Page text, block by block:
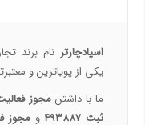
همه چیز درباره خرید بلیط
اسپادچارتر نام برند
یکی از پویا‌ترین و
ما با داشتنمجوز
ثبت 493887
و مجوز